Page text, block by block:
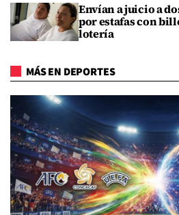
Envían a juicio a
por estafas con
lotería
MÁS EN DEPORTES